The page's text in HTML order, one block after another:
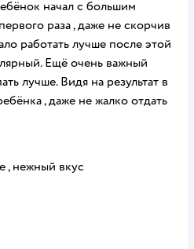
начал с большим
раза , даже не скорчив
работать лучше после этой
Ещё очень важный
лучше. Видя на результат в
, даже не жалко отдать
, нежный вкус